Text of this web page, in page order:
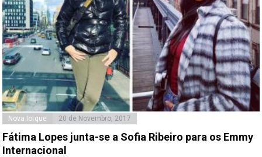
Nova Iorque 20 de Novembro, 2017
Fátima Lopes junta-se a Sofia Ribeiro para os Emmy
Internacional